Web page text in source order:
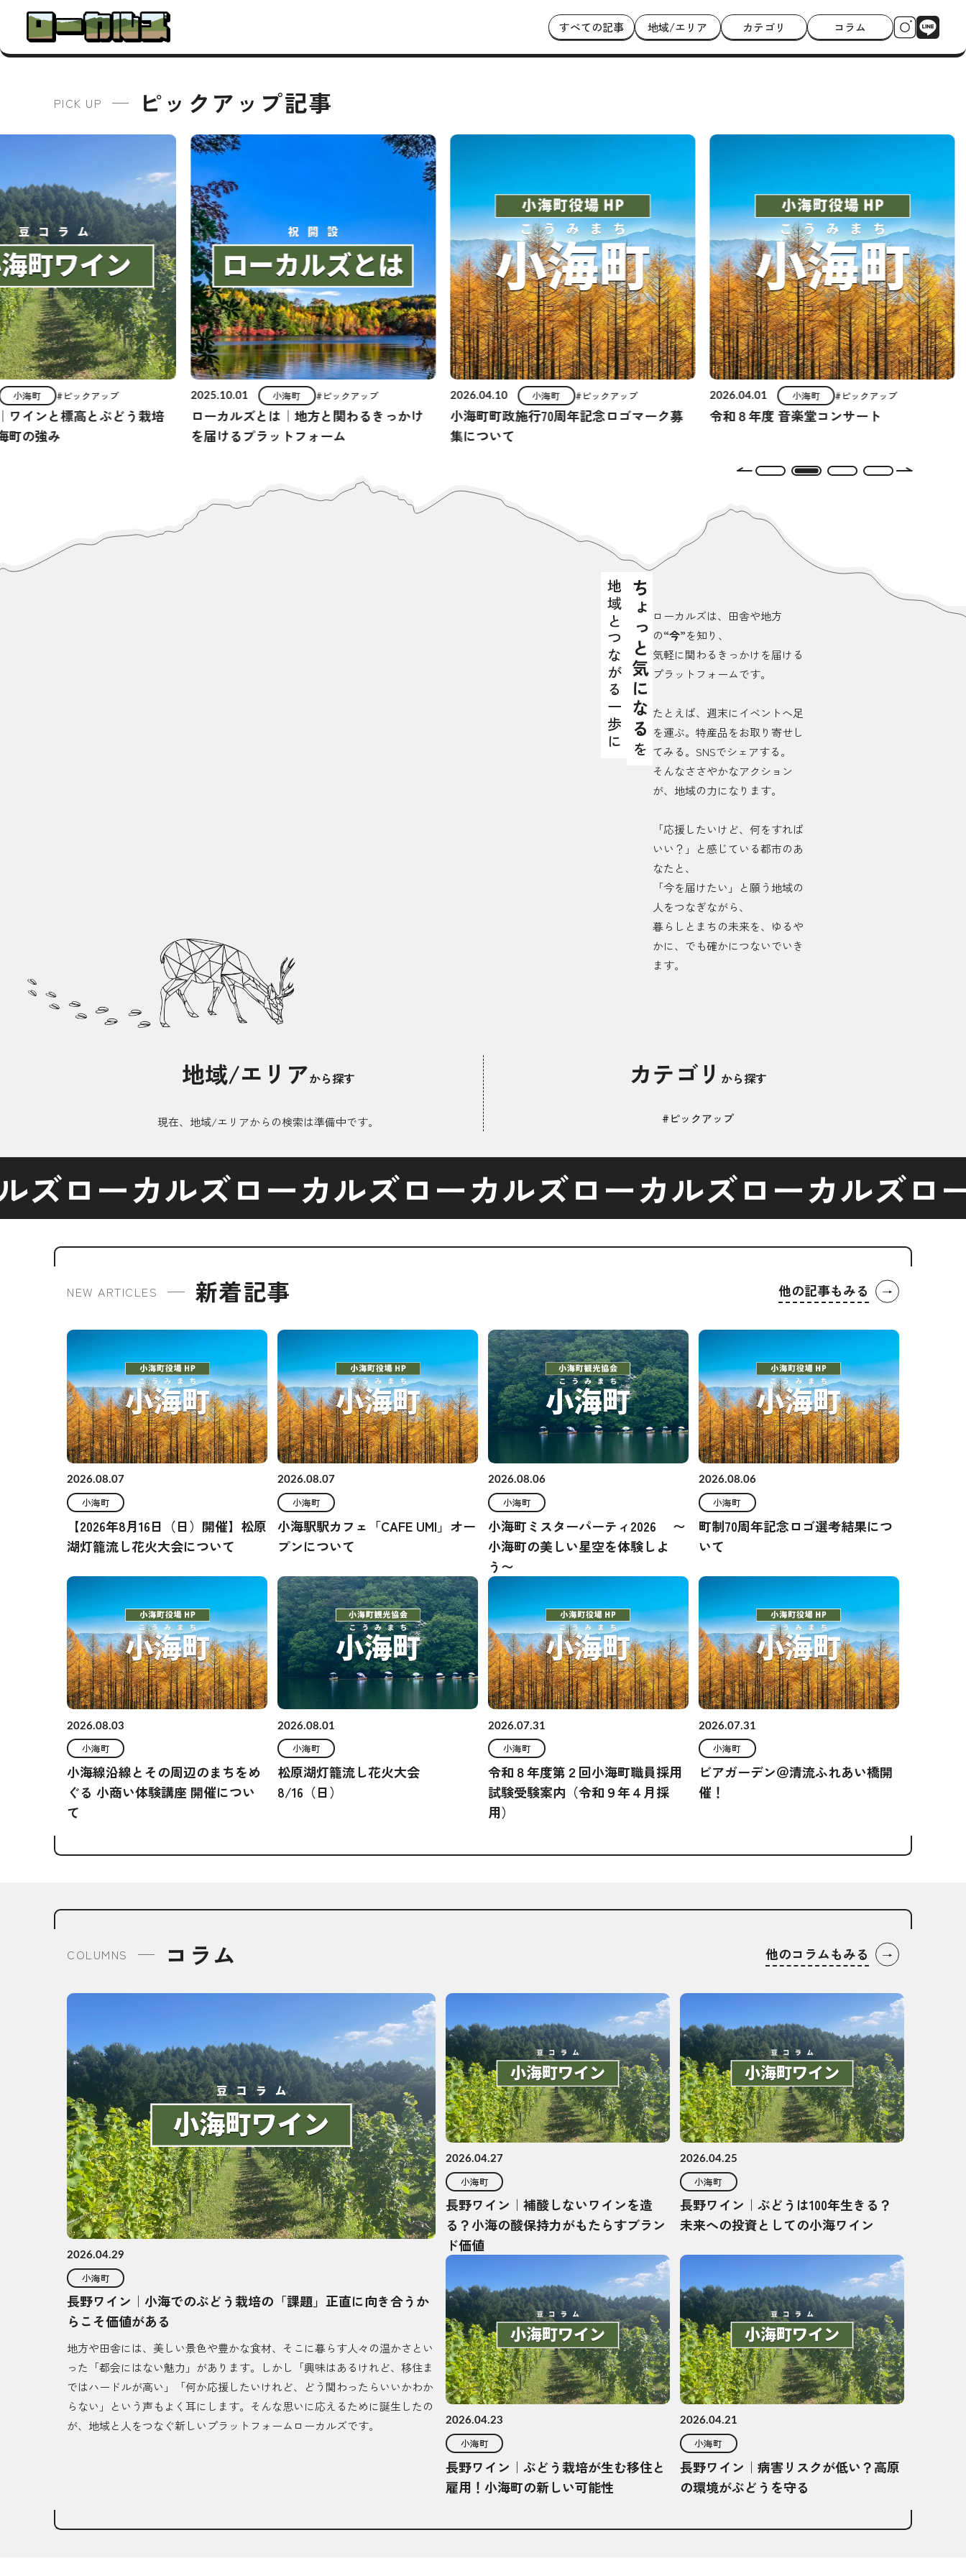
すべての記事 地域/エリア カテゴリ コラム
PICK UP ピックアップ記事
小海町 #ピックアップ
ワインと標高とぶどう栽培
町の強み
2025.10.01 小海町 #ピックアップ
ローカルズとは｜地方と関わるきっかけ
を届けるプラットフォーム
2026.04.10 小海町 #ピックアップ
小海町町政施行70周年記念ロゴマーク募
集について
2026.04.01 小海町 #ピックアップ
令和８年度 音楽堂コンサート
ちょっと気になる
を
地域とつながる一歩に
ローカルズは、田舎や地方
の“今”を知り、
気軽に関わるきっかけを届ける
プラットフォームです。
たとえば、週末にイベントへ足
を運ぶ。特産品をお取り寄せし
てみる。SNSでシェアする。
そんなささやかなアクション
が、地域の力になります。
「応援したいけど、何をすれば
いい？」と感じている都市のあ
なたと、
「今を届けたい」と願う地域の
人をつなぎながら、
暮らしとまちの未来を、ゆるや
かに、でも確かにつないでいき
ます。
地域/エリアから探す
現在、地域/エリアからの検索は準備中です。
カテゴリ から探す
#ピックアップ
ズローカルズローカルズローカルズローカルズローカルズロ
NEW ARTICLES 新着記事 他の記事もみる →
2026.08.07
小海町
【2026年8月16日（日）開催】松原
湖灯籠流し花火大会について
2026.08.07
小海町
小海駅駅カフェ「CAFE UMI」オー
プンについて
2026.08.06
小海町
小海町ミスターパーティ2026 〜
小海町の美しい星空を体験しよ
う〜
2026.08.06
小海町
町制70周年記念ロゴ選考結果につ
いて
2026.08.03
小海町
小海線沿線とその周辺のまちをめ
ぐる 小商い体験講座 開催につい
て
2026.08.01
小海町
松原湖灯籠流し花火大会
8/16（日）
2026.07.31
小海町
令和８年度第２回小海町職員採用
試験受験案内（令和９年４月採
用）
2026.07.31
小海町
ビアガーデン＠清流ふれあい橋開
催！
COLUMNS コラム 他のコラムもみる →
2026.04.29
小海町
長野ワイン｜小海でのぶどう栽培の「課題」正直に向き合うか
らこそ価値がある
地方や田舎には、美しい景色や豊かな食材、そこに暮らす人々の温かさとい
った「都会にはない魅力」があります。しかし「興味はあるけれど、移住ま
ではハードルが高い」「何か応援したいけれど、どう関わったらいいかわか
らない」という声もよく耳にします。そんな思いに応えるために誕生したの
が、地域と人をつなぐ新しいプラットフォームローカルズです。
2026.04.27
小海町
長野ワイン｜補酸しないワインを造
る？小海の酸保持力がもたらすブラン
ド価値
2026.04.25
小海町
長野ワイン｜ぶどうは100年生きる？
未来への投資としての小海ワイン
2026.04.23
小海町
長野ワイン｜ぶどう栽培が生む移住と
雇用！小海町の新しい可能性
2026.04.21
小海町
長野ワイン｜病害リスクが低い？高原
の環境がぶどうを守る